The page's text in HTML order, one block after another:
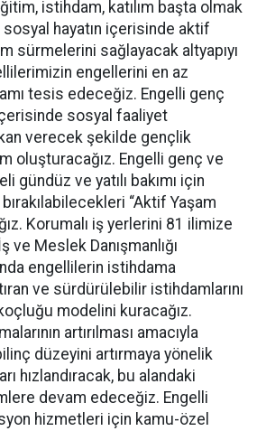
istihdam, katılım başta olmak
hayatın içerisinde aktif
sürmelerini sağlayacak altyapıyı
engellerini en az
tesis edeceğiz. Engelli genç
sosyal faaliyet
verecek şekilde gençlik
oluşturacağız. Engelli genç ve
gündüz ve yatılı bakımı için
“Aktif Yaşam
Korumalı iş yerlerini 81 ilimize
ve Meslek Danışmanlığı
engellilerin istihdama
ve sürdürülebilir istihdamlarını
modelini kuracağız.
artırılması amacıyla
düzeyini artırmaya yönelik
hızlandıracak, bu alandaki
devam edeceğiz. Engelli
hizmetleri için kamu-özel